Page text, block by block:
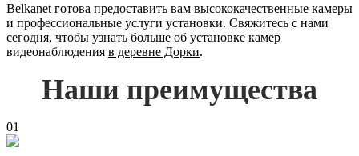
Belkanet готова предоставить вам высококачественные камеры
и профессиональные услуги установки. Свяжитесь с нами
сегодня, чтобы узнать больше об установке камер
видеонаблюдения в деревне Дорки.
Наши преимущества
01